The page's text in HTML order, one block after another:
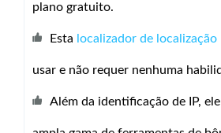
plano gratuito.
Esta localizador de localização
usar e não requer nenhuma
Além da identificação de IP,